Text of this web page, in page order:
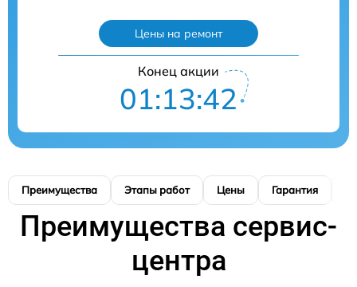
Цены на ремонт
Конец акции
01:13:40
Преимущества Этапы работ Цены Гарантия
Преимущества сервис-
центра